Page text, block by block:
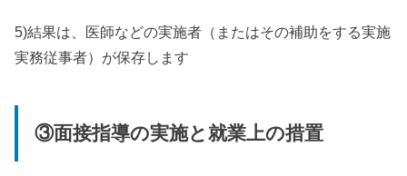
5)結果は、医師などの実施者（またはその補助をする実施
実務従事者）が保存します
③面接指導の実施と就業上の措置